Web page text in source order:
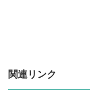
関連リンク